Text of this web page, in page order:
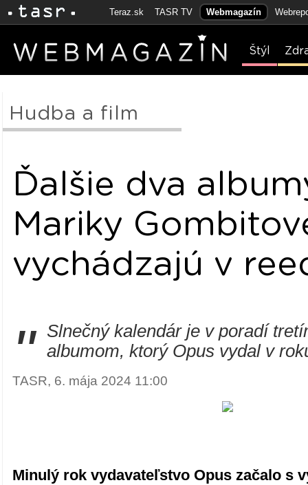
Teraz.sk TASR TV Webmagazín
Štýl
Hudba a film
Ďalšie dva
Mariky
vychádzajú v
"
Slnečný kalendár je v poradí
albumom, ktorý Opus vydal v
TASR, 6. mája 2024 11:00
Minulý rok vydavateľstvo Opus začalo s